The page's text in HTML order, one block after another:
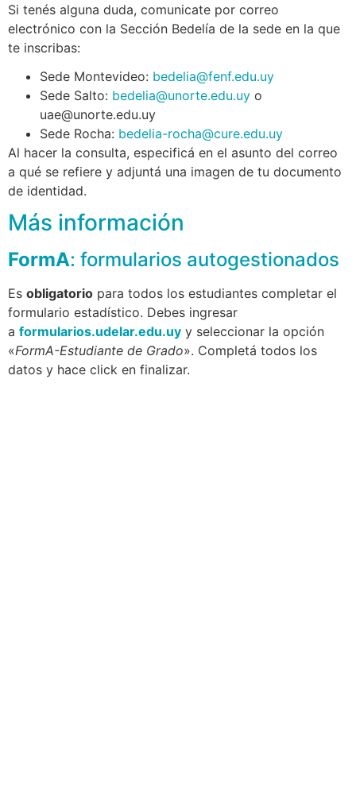
Si tenés alguna duda, comunicate por correo
electrónico con la Sección Bedelía de la sede en la que
te inscribas:
Sede Montevideo: bedelia@fenf.edu.uy
Sede Salto: bedelia@unorte.edu.uy o
uae@unorte.edu.uy
Sede Rocha: bedelia-rocha@cure.edu.uy
Al hacer la consulta, especificá en el asunto del correo
a qué se refiere y adjuntá una imagen de tu documento
de identidad.
Más información
FormA: formularios autogestionados
Es obligatorio para todos los estudiantes completar el
formulario estadístico. Debes ingresar
a formularios.udelar.edu.uy y seleccionar la opción
«FormA-Estudiante de Grado». Completá todos los
datos y hace click en finalizar.